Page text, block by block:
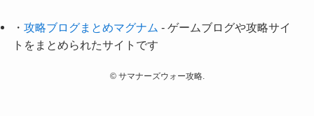
・ 攻略ブログまとめマグナム - ゲームブログや攻略サイ
トをまとめられたサイトです
©サマナーズウォー攻略.